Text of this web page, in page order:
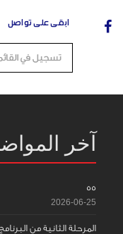
ابقى على تواصل
آخر
55
2026-06-25
المرحلة الثانية من